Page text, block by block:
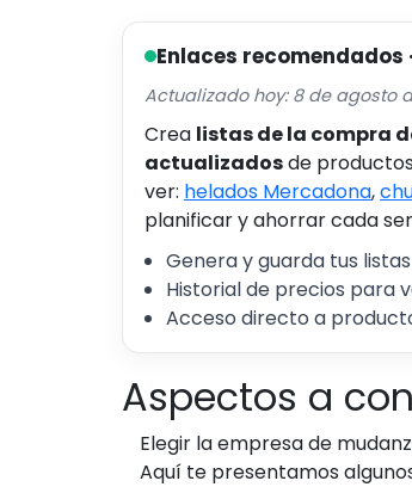
Enlaces recomendados
Actualizado hoy: 8 de agosto
Crea listas de la compra
actualizadosde
ver: helados Mercadona,
planificar y ahorrar cada
Genera y guarda tus
Historial de precios para
Acceso directo a
Aspectos a
Elegir la empresa de
Aquí te presentamos